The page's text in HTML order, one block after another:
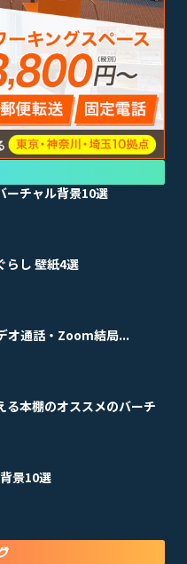
ーチャル背景10選
らし 壁紙4選
オ通話・Zoom結局...
る本棚のオススメのバーチ
景10選